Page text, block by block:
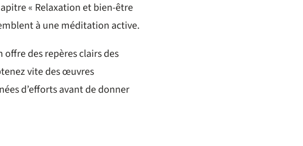
« Relaxation et bien-être
à une méditation active.
des repères clairs des
vite des œuvres
d’efforts avant de donner